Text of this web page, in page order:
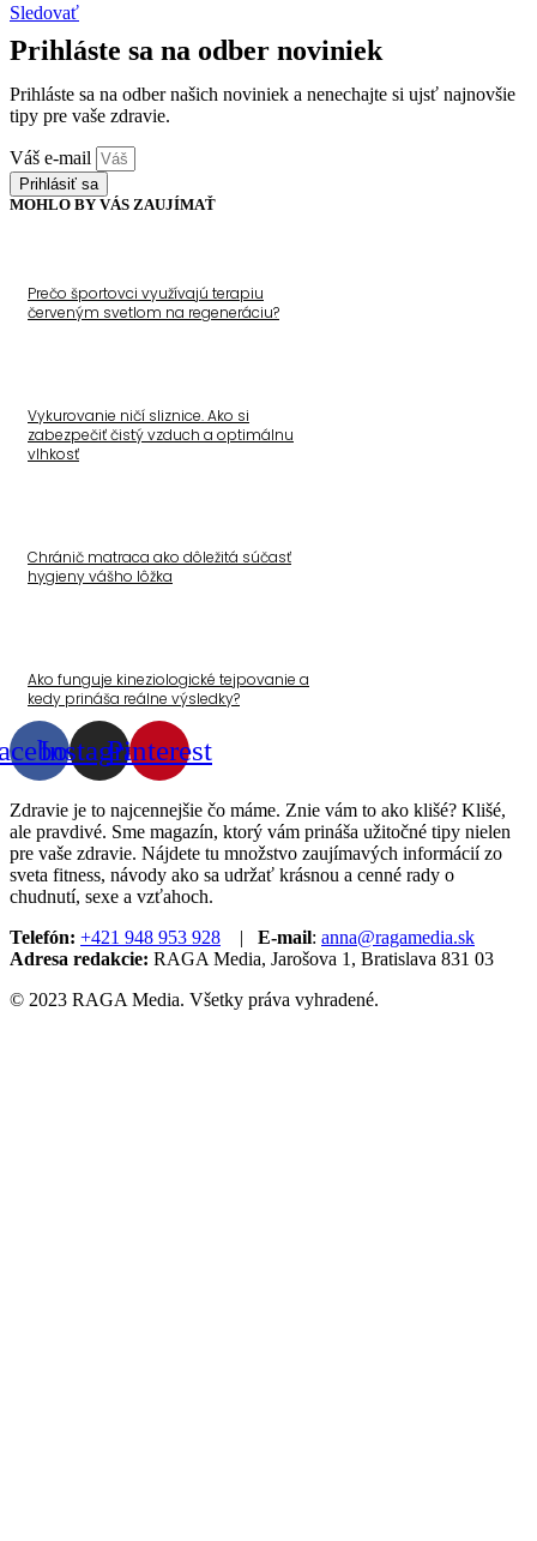
Sledovať
Prihláste sa na odber noviniek
Prihláste sa na odber našich noviniek a nenechajte si ujsť najnovšie
tipy pre vaše zdravie.
Váš e-mail
Prihlásiť sa
MOHLO BY VÁS ZAUJÍMAŤ
Prečo športovci využívajú terapiu
červeným svetlom na regeneráciu?
Vykurovanie ničí sliznice. Ako si
zabezpečiť čistý vzduch a optimálnu
vlhkosť
Chránič matraca ako dôležitá súčasť
hygieny vášho lôžka
Ako funguje kineziologické tejpovanie a
kedy prináša reálne výsledky?
InstagramPinterest
Zdravie je to najcennejšie čo máme. Znie vám to ako klišé? Klišé,
ale pravdivé. Sme magazín, ktorý vám prináša užitočné tipy nielen
pre vaše zdravie. Nájdete tu množstvo zaujímavých informácií zo
sveta fitness, návody ako sa udržať krásnou a cenné rady o
chudnutí, sexe a vzťahoch.
Telefón: +421 948 953 928 | E-mail: anna@ragamedia.sk
Adresa redakcie: RAGA Media, Jarošova 1, Bratislava 831 03
© 2023 RAGA Media. Všetky práva vyhradené.